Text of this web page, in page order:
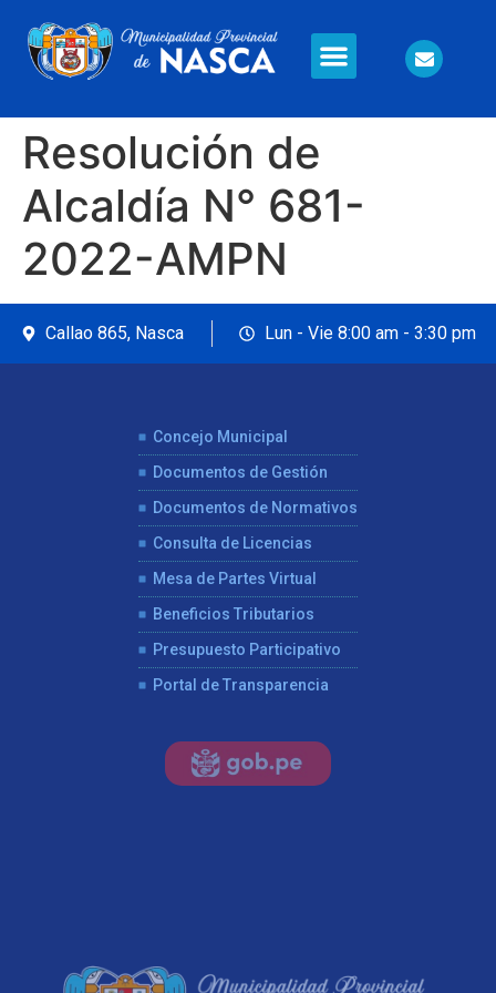
Resolución de
Alcaldía N° 681-
2022-AMPN
Callao 865, Nasca Lun - Vie 8:00 am - 3:30 pm
Concejo Municipal
Documentos de Gestión
Documentos de Normativos
Consulta de Licencias
Mesa de Partes Virtual
Beneficios Tributarios
Presupuesto Participativo
Portal de Transparencia